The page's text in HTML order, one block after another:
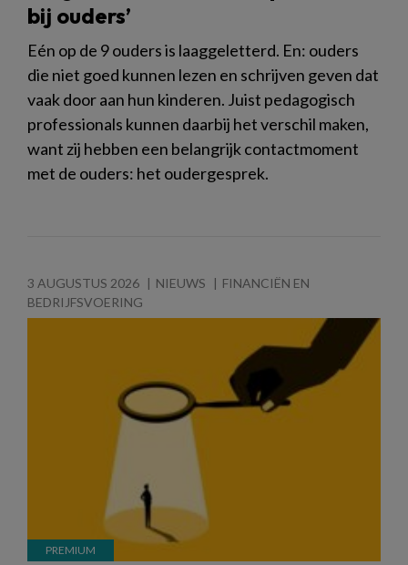
bij ouders’
Eén op de 9 ouders is laaggeletterd. En: ouders
die niet goed kunnen lezen en schrijven geven dat
vaak door aan hun kinderen. Juist pedagogisch
professionals kunnen daarbij het verschil maken,
want zij hebben een belangrijk contactmoment
met de ouders: het oudergesprek.
3 AUGUSTUS 2026 NIEUWS
FINANCIËN EN
BEDRIJFSVOERING